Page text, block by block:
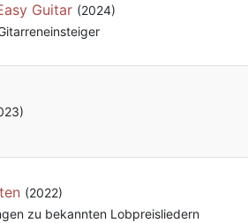
Guitar (2024)
(2022)
zu bekannten Lobpreisliedern